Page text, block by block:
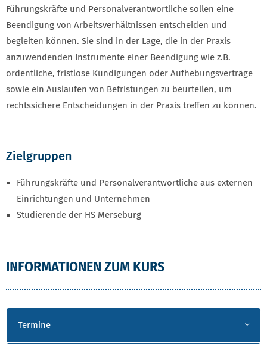
Führungskräfte und Personalverantwortliche sollen eine
Beendigung von Arbeitsverhältnissen entscheiden und
begleiten können. Sie sind in der Lage, die in der Praxis
anzuwendenden Instrumente einer Beendigung wie z.B.
ordentliche, fristlose Kündigungen oder Aufhebungsverträge
sowie ein Auslaufen von Befristungen zu beurteilen, um
rechtssichere Entscheidungen in der Praxis treffen zu können.
Zielgruppen
Führungskräfte und Personalverantwortliche aus externen
Einrichtungen und Unternehmen
Studierende der HS Merseburg
ZERTIFIKATSKURS AR
INFORMATIONEN ZUM KURS
Termine